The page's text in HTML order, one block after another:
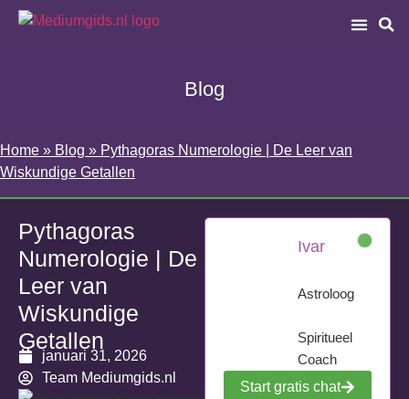
Blog
Home » Blog » Pythagoras Numerologie | De Leer van
Wiskundige Getallen
Pythagoras
Numerologie | De
Leer van
Wiskundige
Getallen
januari 31, 2026
Team Mediumgids.nl
Ivar
Astroloog
Spiritueel
Coach
Start gratis chat